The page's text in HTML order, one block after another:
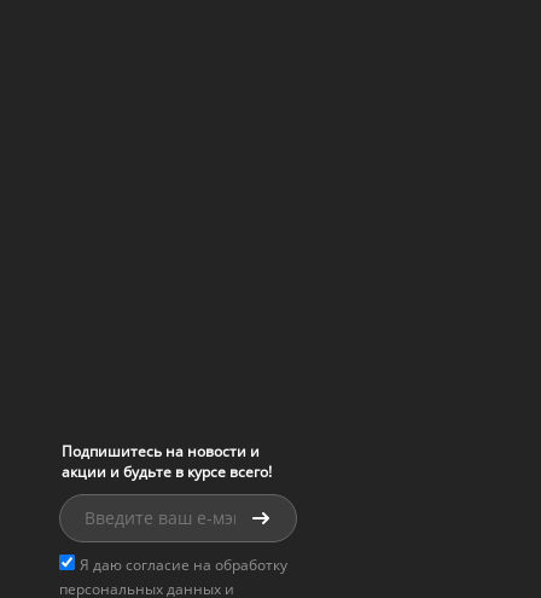
Подпишитесь на новости и
акции и будьте в курсе всего!
Я даю согласие на обработку
персональных данных и